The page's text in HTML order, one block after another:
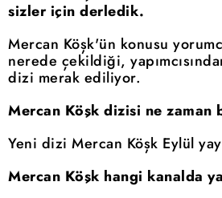
sizler için derledik.
Mercan Köşk'ün konusu
nerede çekildiği,
dizi merak ediliyor.
Mercan Köşk dizisi ne zaman
Yeni dizi Mercan Köşk Eylül
Mercan Köşk hangi kanalda